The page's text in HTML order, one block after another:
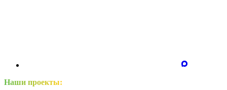
Наши проекты: